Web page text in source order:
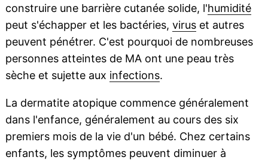
construire une barrière cutanée solide, l'humidité
peut s'échapper et les bactéries, viruset autres
peuvent pénétrer. C'est pourquoi de nombreuses
personnes atteintes de MA ont une peau très
sèche et sujette aux infections.
La dermatite atopique commence généralement
dans l'enfance, généralement au cours des six
premiers mois de la vie d'un bébé. Chez certains
enfants, les symptômes peuvent diminuer à